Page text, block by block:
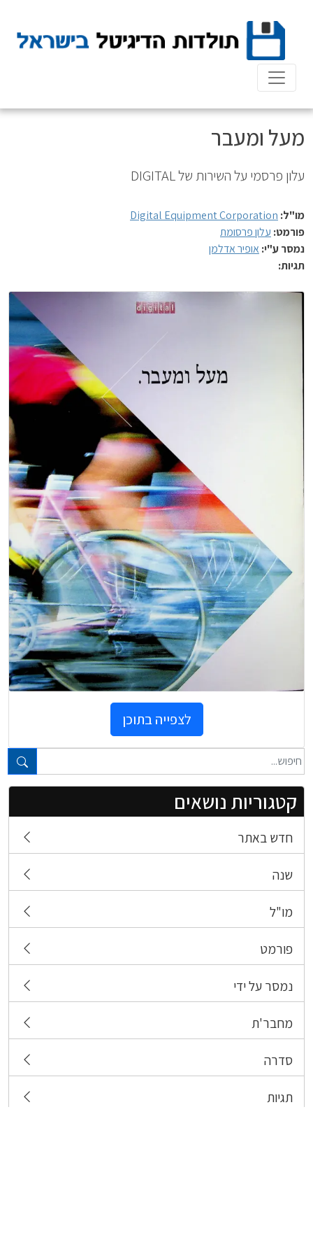
content
טקסט חופשי...
קטגוריות נושאים
חדש באתר
שנה
מו"ל
פורמט
נמסר על ידי
מחבר'ת
סדרה
תגיות
מעל ומעבר
עלון פרסמי על השירות של DIGITAL
מו"ל: Digital Equipment Corporation
פורמט: עלון פרסומת
נמסר ע"י: אופיר אדלמן
תגיות:
לצפייה בתוכן